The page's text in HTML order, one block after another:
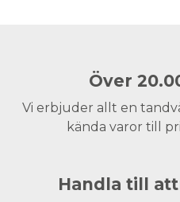
Över
Vi erbjuder allt en
kända varor till
Handla till